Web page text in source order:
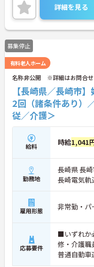
詳細を見る
募集停止
有料老人ホーム
名称非公開 ※詳細はお問合せ
【長崎県／長崎市
2回（諸条件あり）
従／介護＞
給料 時給1,041
勤務地
長崎県 長
長崎電気軌
雇用形態 非常勤・パ
応募要件
■いずれか
修・介護
普通自動車